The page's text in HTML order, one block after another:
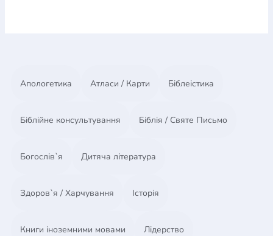
Апологетика Атласи / Карти Біблеістика
Біблійне консультування Біблія / Святе Письмо
Богослів`я Дитяча література
Здоров`я / Харчування Історія
Книги іноземними мовами Лідерство